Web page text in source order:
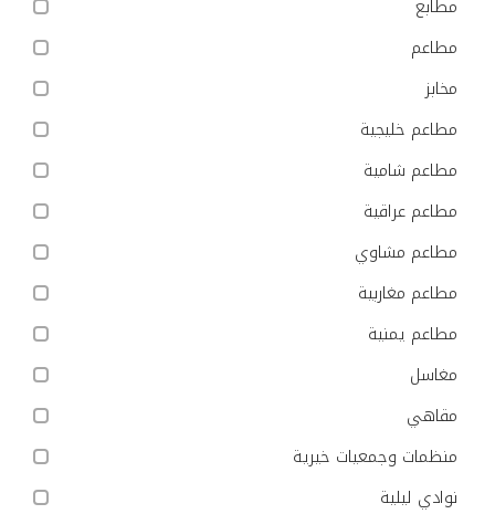
مطابع
مطاعم
مخابز
مطاعم خليجية
مطاعم شامية
مطاعم عراقية
مطاعم مشاوي
مطاعم مغاربية
مطاعم يمنية
مغاسل
مقاهي
منظمات وجمعيات خيرية
نوادي ليلية